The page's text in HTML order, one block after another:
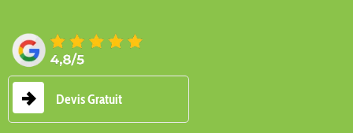
Devis Gratuit